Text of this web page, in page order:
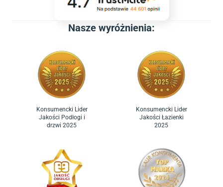
Nasze wyróżnienia:
Konsumencki Lider
Jakości Podłogi i
drzwi 2025
Konsumencki Lider
Jakości Łazienki
2025